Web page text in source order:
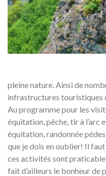
pleine nature. Ainsi de
infrastructures touristiques
Au programme pour les
équitation, pêche, tir à l’arc
équitation, randonnée
que je dois en oublier! Il
ces activités sont
fait d’ailleurs le bonheur de